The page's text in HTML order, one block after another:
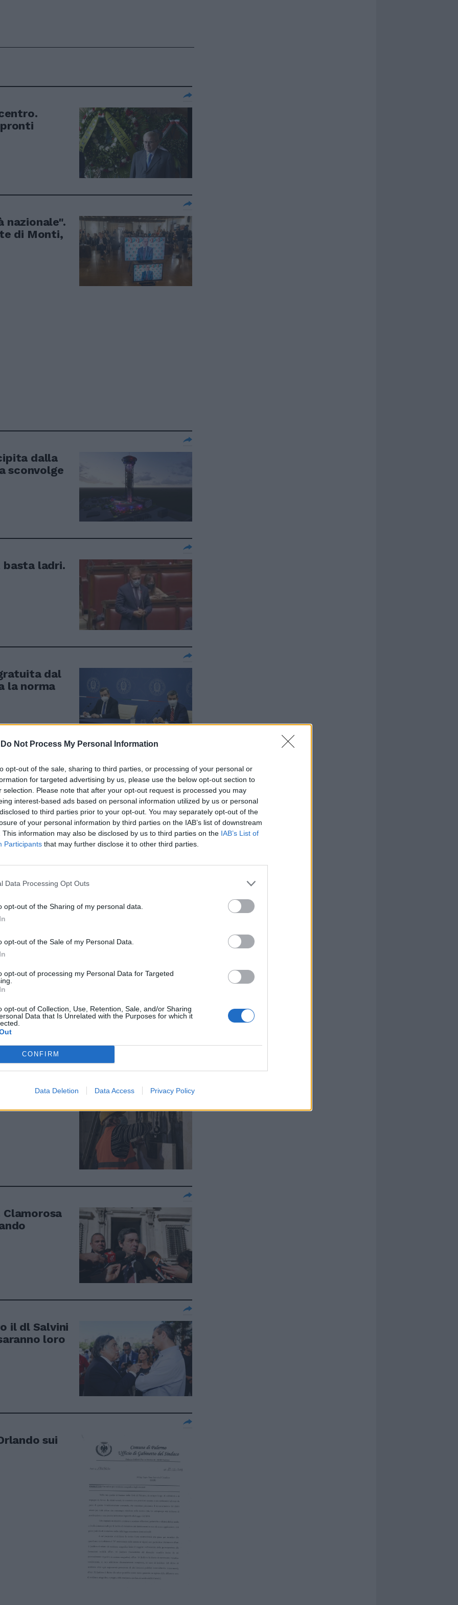
Do Not Process My Personal Information
opt-out of the sale, sharing to third parties, or processing of your personal or
for targeted advertising by us, please use the below opt-out section to
selection. Please note that after your opt-out request is processed you may
interest-based ads based on personal information utilized by us or personal
to third parties prior to your opt-out. You may separately opt-out of the
of your personal information by third parties on the IAB’s list of downstream
This information may also be disclosed by us to third parties on the IAB’s List of
Participants that may further disclose it to other third parties.
Data Processing Opt Outs
opt-out of the Sharing of my personal data.
opt-out of the Sale of my Personal Data.
opt-out of processing my Personal Data for Targeted
opt-out of Collection, Use, Retention, Sale, and/or Sharing
Data that Is Unrelated with the Purposes for which it
CONFIRM
Data Deletion Data Access Privacy Policy
nazionale".
di Monti,
dalla
sconvolge
ladri.
dal
la norma
dopo lo
elezioni.
Clamorosa
il dl Salvini
loro
sui